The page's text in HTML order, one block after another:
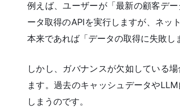
例えば、ユーザーが「最新の顧客デ
ータ取得のAPIを実行しますが、ネッ
本来であれば「データの取得に失敗し
しかし、ガバナンスが欠如している
ます。過去のキャッシュデータや
しまうのです。